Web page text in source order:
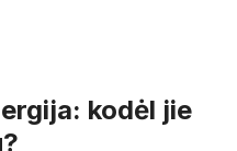
kodėl jie